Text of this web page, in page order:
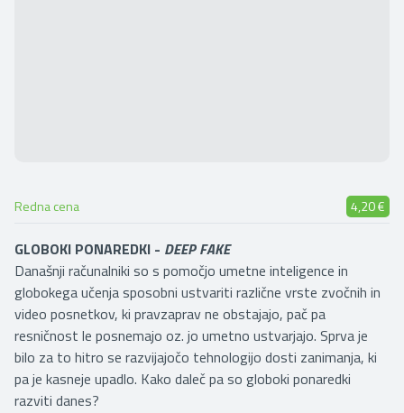
Redna cena 4,20 €
GLOBOKI PONAREDKI - DEEP FAKE
Današnji računalniki so s pomočjo umetne inteligence in
globokega učenja sposobni ustvariti različne vrste zvočnih in
video posnetkov, ki pravzaprav ne obstajajo, pač pa
resničnost le posnemajo oz. jo umetno ustvarjajo. Sprva je
bilo za to hitro se razvijajočo tehnologijo dosti zanimanja, ki
pa je kasneje upadlo. Kako daleč pa so globoki ponaredki
razviti danes?